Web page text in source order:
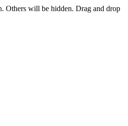
Others will be hidden. Drag and drop